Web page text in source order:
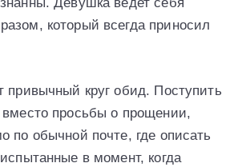
который всегда приносил
привычный круг обид. Поступить
вместо просьбы о прощении,
по обычной почте, где описать
в момент, когда